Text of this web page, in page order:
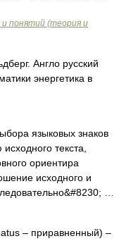
понятий (теория и
Англо русский
энергетика в
языковых знаков
текста,
ориентира
исходного и
…
– приравненный) –